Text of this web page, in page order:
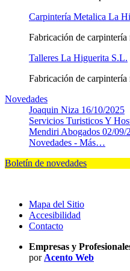
Carpintería Metalica La
Fabricación de carpintería
Talleres La Higuerita S.L.
Fabricación de carpintería
Novedades
Joaquin Niza 16/10/2025
Servicios Turisticos Y
Mendiri Abogados 02/09/
Novedades - Más…
Boletín de novedades
Mapa del Sitio
Accesibilidad
Contacto
Empresas y
por Acento Web